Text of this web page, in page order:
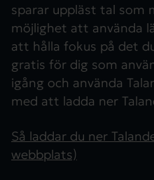
sparar uppläst tal som
möjlighet att använda
att hålla fokus på det
gratis för dig som
igång och använda
med att ladda ner
Så laddar du ner
webbplats)